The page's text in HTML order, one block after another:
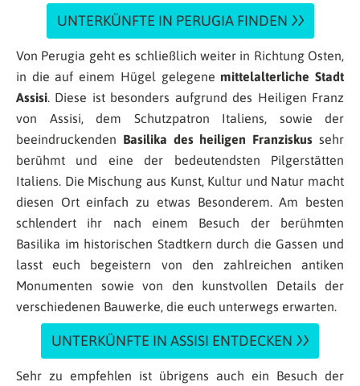
UNTERKÜNFTE IN PERUGIA FINDEN
Von Perugia geht es schließlich weiter in Richtung Osten,
in die auf einem Hügel gelegenemittelalterliche Stadt
Assisi. Diese ist besonders aufgrund des Heiligen Franz
von Assisi, dem Schutzpatron Italiens, sowie der
beeindruckenden Basilika des heiligen Franziskus sehr
berühmt und eine der bedeutendsten Pilgerstätten
Italiens. Die Mischung aus Kunst, Kultur und Natur macht
diesen Ort einfach zu etwas Besonderem. Am besten
schlendert ihr nach einem Besuch der berühmten
Basilika im historischen Stadtkern durch die Gassen und
lasst euch begeistern von den zahlreichen antiken
Monumenten sowie von den kunstvollen Details der
verschiedenen Bauwerke, die euch unterwegs erwarten.
UNTERKÜNFTE IN ASSISI ENTDECKEN
Sehr zu empfehlen ist übrigens auch ein Besuch der